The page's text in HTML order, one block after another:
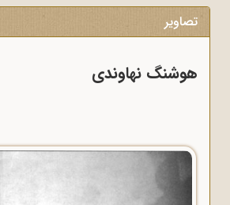
تصاویر
هوشنگ نهاوندی